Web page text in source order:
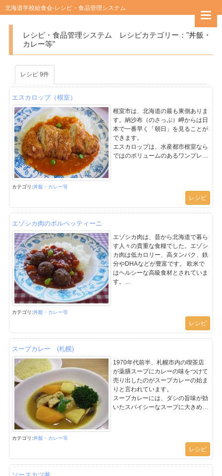
北海道学校給食会-レシピ・食品管理システム
キーワード検索
カテゴリー検索
レシピ
食品
レシピ・食品管理システム レシピカテゴリー："丼飯・
カレー等"
レシピ 9件
エスカロップ（根室）
根室市は、北海道の最も東側ありま
す。納沙布（のさっぷ）岬からは日
本で一番早く「朝日」を見ることが
できます。
エスカロップは、水産都市根室なら
ではのボリュームのあるワンプレー
タケノコ入りのバターライスに薄切
りのトンカツをのせて、デミグラス
ソースをかけた料理です。
からつけられたそうです。
市内の飲食店から発祥した料理です
が、今では“花咲ガニ”に次ぐ名物で
す。
カテゴリ:丼飯・カレー等
レシピ
エゾシカ肉のポルペッティーニ
エゾシカ肉は、昔から北海道で暮ら
す人々の貴重な食糧でした。エゾシ
カ肉は低カロリー、高タンパク、鉄
分やDHAなどが豊富です。 欧米で
はヘルシーな高級食材とされていま
す。
肉団子には、赤みそを加えてまろや
(平成28年度北海道学校給食調理コ
カテゴリ:丼飯・カレー等
レシピ
スープカレー (札幌)
1970年代前半、札幌市内の喫茶店
が薬膳スープにカレーの味をつけて
売り出したのがスープカレーの始ま
りと言われています。
スープカレーには、ダシの旨味が効
いたスパイシーなスープに大きめに
満点の北海道らしい料理です。
ごはんとスープを交互に食べたり、
スプーンにのせたご飯をスープに浸
カテゴリ:丼飯・カレー等
レシピ